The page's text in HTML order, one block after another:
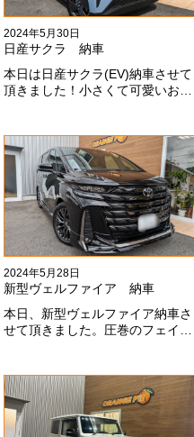
2024年5月30日
日産サクラ 納車
本日は日産サクラ(EV)納車させて
頂きました！小さくて可愛いお車
#x1f60a;#x1f60a;M様ありがとう
ございました#x1f60a;
2024年5月28日
新型ヴェルファイア 納車
本日、新型ヴェルファイア納車さ
せて頂きました。圧巻のフェイス
なりました！いつも本当にありが
とうございます#x1f60a;